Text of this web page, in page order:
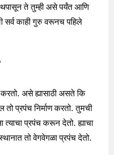
ते तुम्ही असे पर्यंत आणि
सर्व काही गुरु वरूनच पहिले
असे ह्यासाठी असते कि
प्रपंच निर्माण करतो. तुमची
त्याचा प्रपंच करून देतो. ह्याचा
तो वेगवेगळा प्रपंच देतो.